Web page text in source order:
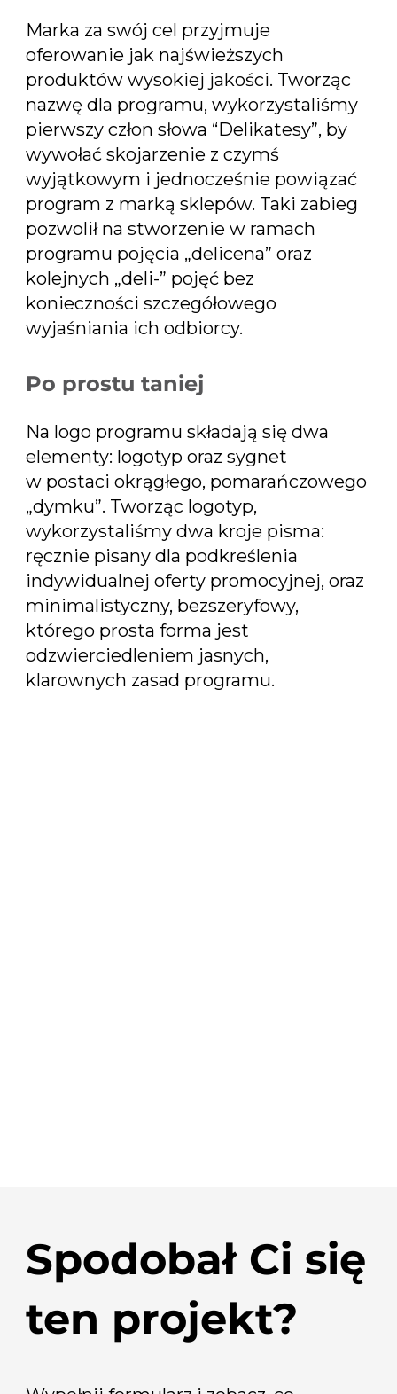
Marka za swój cel przyjmuje
oferowanie jak najświeższych
produktów wysokiej jakości. Tworząc
nazwę dla programu, wykorzystaliśmy
pierwszy człon słowa “Delikatesy”, by
wywołać skojarzenie z czymś
wyjątkowym i jednocześnie powiązać
program z marką sklepów. Taki zabieg
pozwolił na stworzenie w ramach
programu pojęcia „delicena” oraz
kolejnych „deli-” pojęć bez
konieczności szczegółowego
wyjaśniania ich odbiorcy.
Po prostu taniej
Na logo programu składają się dwa
elementy: logotyp oraz sygnet
w postaci okrągłego, pomarańczowego
„dymku”. Tworząc logotyp,
wykorzystaliśmy dwa kroje pisma:
ręcznie pisany dla podkreślenia
indywidualnej oferty promocyjnej, oraz
minimalistyczny, bezszeryfowy,
którego prosta forma jest
odzwierciedleniem jasnych,
klarownych zasad programu.
Spodobał Ci się
ten projekt?